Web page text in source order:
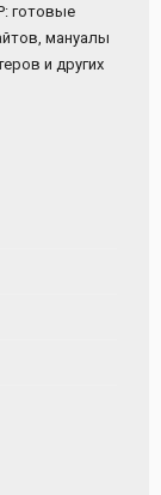
готовые
мануалы
и других